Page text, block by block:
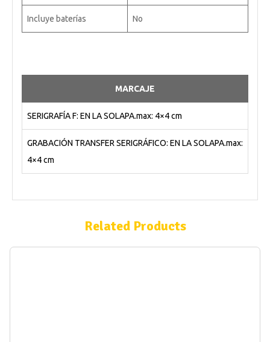
Incluye baterías No
MARCAJE
SERIGRAFÍA F: EN LA SOLAPA.max: 4×4 cm
GRABACIÓN TRANSFER SERIGRÁFICO: EN LA SOLAPA.max:
4×4 cm
Related Products